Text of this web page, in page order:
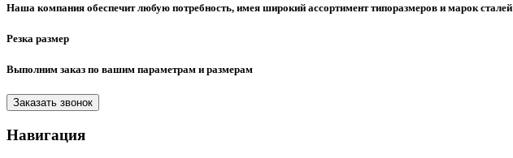
Наша компания обеспечит любую потребность, имея широкий ассортимент типоразмеров и марок сталей
Резка размер
Выполним заказ по вашим параметрам и размерам
Заказать звонок
Навигация